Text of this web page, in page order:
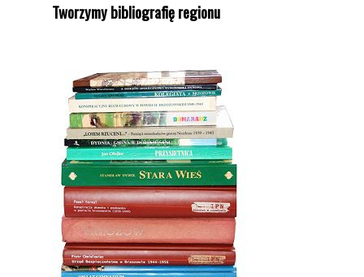
Tworzymy bibliografię regionu